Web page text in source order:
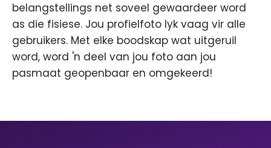
belangstellings net soveel gewaardeer word
as die fisiese. Jou profielfoto lyk vaag vir alle
gebruikers. Met elke boodskap wat uitgeruil
word, word 'n deel van jou foto aan jou
pasmaat geopenbaar en omgekeerd!